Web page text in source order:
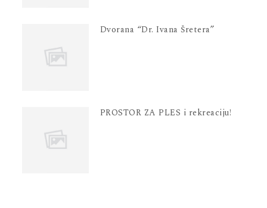
Dvorana “Dr. Ivana Šretera”
PROSTOR ZA PLES i rekreaciju!